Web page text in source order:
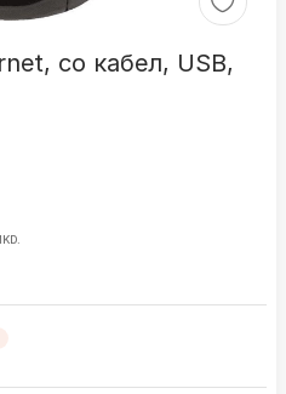
со кабел, USB,